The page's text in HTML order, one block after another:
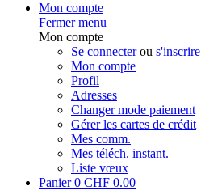
Mon compte
Fermer menu
Mon compte
Se connecterou s'inscrire
Mon compte
Profil
Adresses
Changer mode paiement
Gérer les cartes de crédit
Mes comm.
Mes téléch. instant.
Liste vœux
Panier0 CHF 0.00